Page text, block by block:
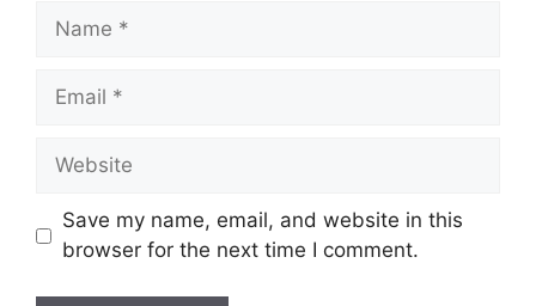
Name
Email
Website
Save my name, email, and website in this
browser for the next time I comment.